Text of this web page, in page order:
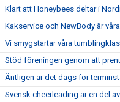
Klart att Honeybees deltar i
Kakservice och NewBody är
Vi smygstartar våra
Stöd föreningen genom att
Äntligen är det dags för
Svensk cheerleading är en del